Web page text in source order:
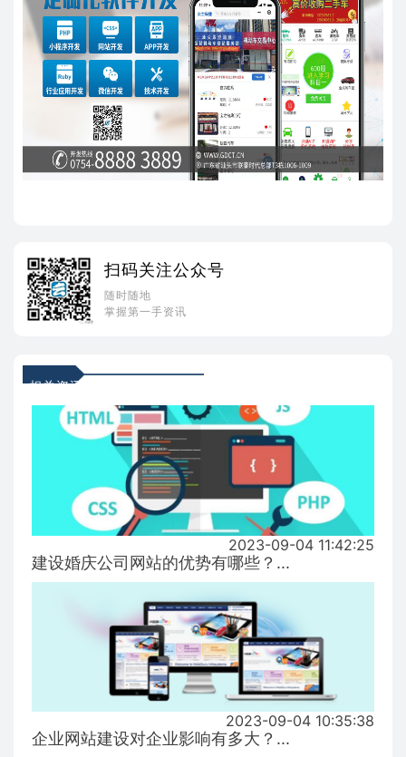
扫码关注公众号
随时随地
掌握第一手资讯
相关资讯
2023-09-04 11:42:25
建设婚庆公司网站的优势有哪些？...
2023-09-04 10:35:38
企业网站建设对企业影响有多大？...